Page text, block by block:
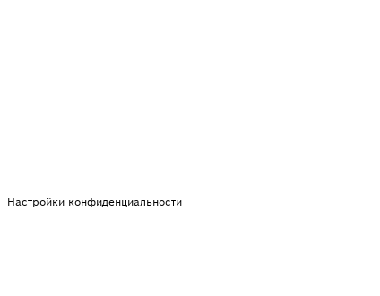
Настройки конфиденциальности